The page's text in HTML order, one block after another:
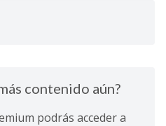
contenido aún?
podrás acceder a